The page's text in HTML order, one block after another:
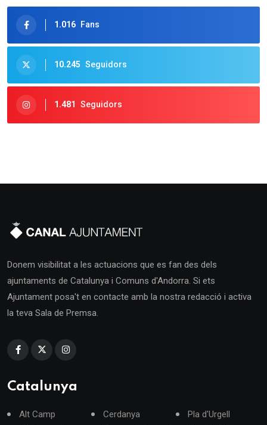
1.016 Fans
10.245 Seguidors
1.481 Seguidors
Donem visibilitat a les actuacions que es fan des dels
ajuntaments de Catalunya i Comuns d'Andorra. Si ets
Ajuntament posa't en contacte amb la nostra redacció i activa
la teva Sala de Premsa.
Catalunya
Alt Camp
Cerdanya
Pla d'Urgell